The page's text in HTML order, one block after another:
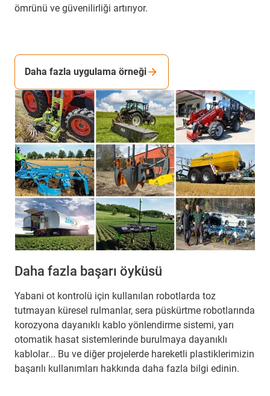
ömrünü ve güvenilirliği artırıyor.
Daha fazla başarı öyküsü
Yabani ot kontrolü için kullanılan robotlarda toz
tutmayan küresel rulmanlar, sera püskürtme robotlarında
korozyona dayanıklı kablo yönlendirme sistemi, yarı
otomatik hasat sistemlerinde burulmaya dayanıklı
kablolar... Bu ve diğer projelerde hareketli plastiklerimizin
başarılı kullanımları hakkında daha fazla bilgi edinin.
Daha fazla uygulama örneği